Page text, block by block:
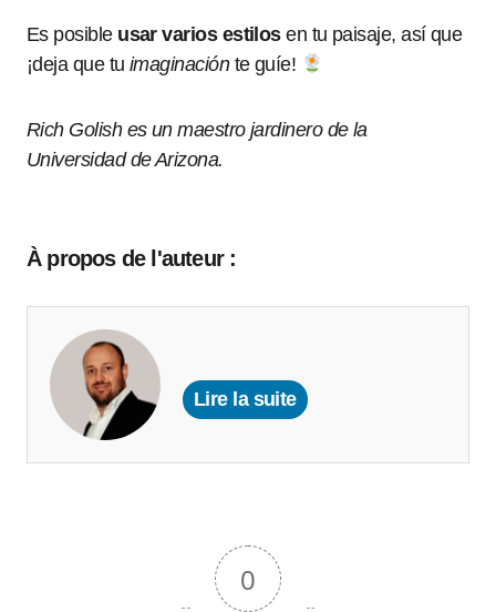
Es posible usar varios estilosen tu paisaje, así que
¡deja que tu imaginaciónte guíe!
Rich Golish es un maestro jardinero de la
Universidad de Arizona.
À propos de l'auteur :
Lire la suite
0